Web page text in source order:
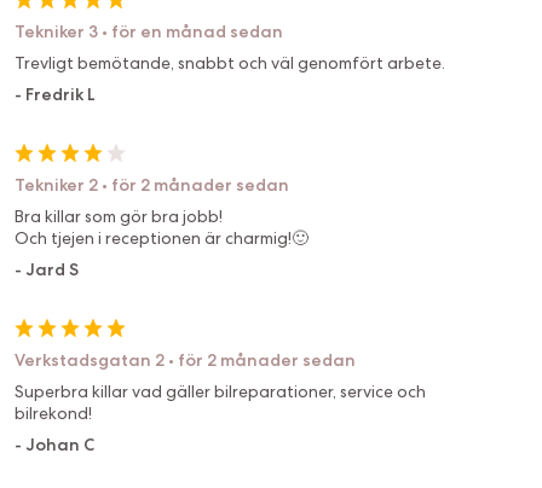
Tekniker 3 • för en månad sedan
Trevligt bemötande, snabbt och väl genomfört arbete.
- Fredrik L
Tekniker 2 • för 2 månader sedan
Bra killar som gör bra jobb!
Och tjejen i receptionen är charmig!🙂
- Jard S
Verkstadsgatan 2 • för 2 månader sedan
Superbra killar vad gäller bilreparationer, service och
bilrekond!
- Johan C